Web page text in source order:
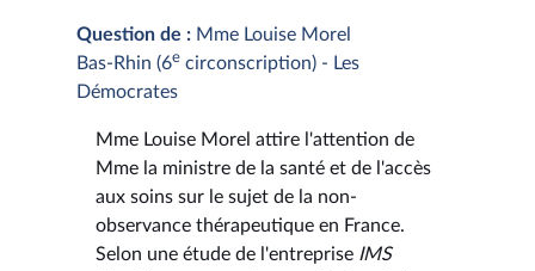
Question de : Mme Louise Morel
Bas-Rhin (6e circonscription) - Les
Démocrates
Mme Louise Morel attire l'attention de
Mme la ministre de la santé et de l'accès
aux soins sur le sujet de la non-
observance thérapeutique en France.
Selon une étude de l'entreprise IMS